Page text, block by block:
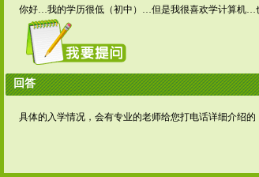
你好…我的学历很低（初中）…但是我很喜欢学计算机…
回答
具体的入学情况，会有专业的老师给您打电话详细介绍的